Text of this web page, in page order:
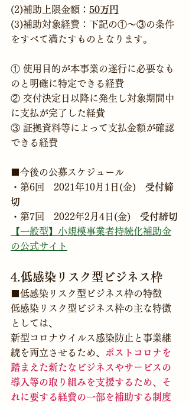
(2)補助上限金額： 50万円
(3)補助対象経費：下記の①～③の条件
をすべて満たすものとなります。
① 使用目的が本事業の遂行に必要なも
のと明確に特定できる経費
② 交付決定日以降に発生し対象期間中
に支払が完了した経費
③ 証拠資料等によって支払金額が確認
できる経費
■今後の公募スケジュール
・第6回　2021年10月1日(金) 受付締
切
・第7回　2022年2月4日(金) 受付締切
【一般型】小規模事業者持続化補助金
の公式サイト
4.低感染リスク型ビジネス枠
■低感染リスク型ビジネス枠の特徴
低感染リスク型ビジネス枠の主な特徴
としては、
新型コロナウイルス感染防止と事業継
続を両立させるため、
ポストコロナを
踏まえた新たなビジネスやサービスの
導入等の取り組みを支援するため、そ
れに要する経費の一部を補助する制度